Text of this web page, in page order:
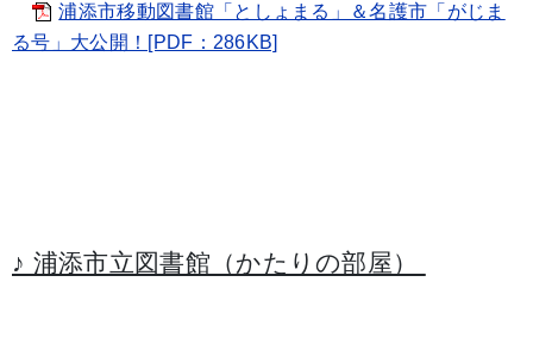
浦添市移動図書館「としょまる」＆名護市「がじま
る号」大公開！[PDF：286KB]
♪ 浦添市立図書館（かたりの部屋）